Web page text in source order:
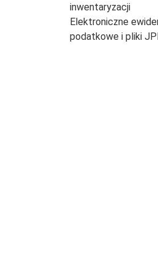
inwentaryzacji
Elektroniczne
podatkowe i pliki